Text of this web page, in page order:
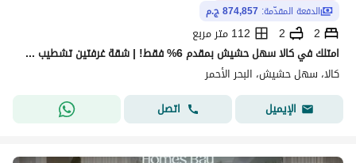
الدفعة المقدّمة: 874,857 ج.م
2
2
112 متر مربع
امتلك في كالا سهل حشيش بمقدم 6% فقط! | شقة غرفتين تشطيب كامل بالتكييفات
كالا، سهل حشيش، البحر الأحمر
الإيميل
اتصل